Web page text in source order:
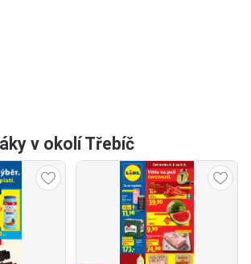
v okolí Třebíč